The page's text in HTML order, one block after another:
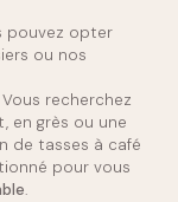
pouvez opter
ou nos
recherchez
en grès ou une
de tasses à café
pour vous
.